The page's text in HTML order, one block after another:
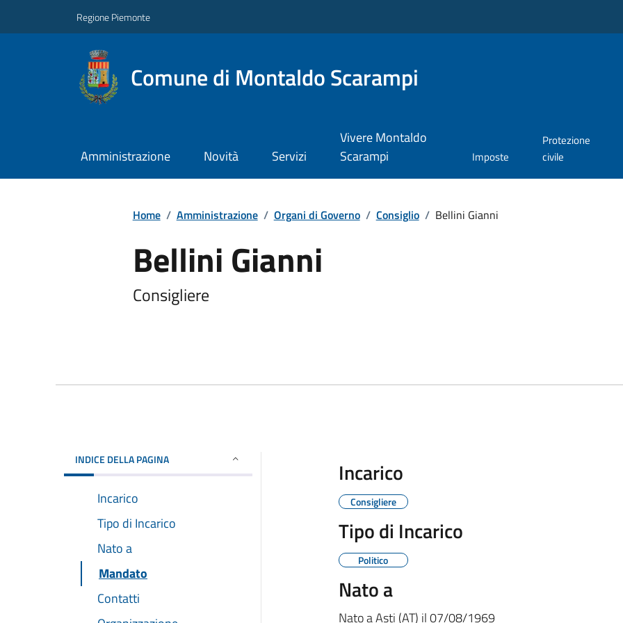
Regione Piemonte
Comune di Montaldo Scarampi
Amministrazione Novità Servizi
Vivere Montaldo
Scarampi
Imposte
Protezione
civile
Home / Amministrazione / Organi di Governo / Consiglio / Bellini Gianni
Bellini Gianni
Consigliere
INDICE DELLA PAGINA
Incarico
Tipo di Incarico
Nato a
Mandato
Contatti
Incarico
Consigliere
Tipo di Incarico
Politico
Nato a
Nato aAsti (AT) il07/08/1969